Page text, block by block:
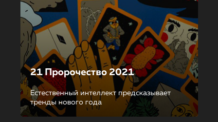
21 Пророчество 2021
Естественный интеллект предсказывает
тренды нового года